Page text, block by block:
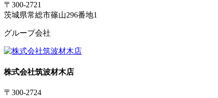
〒300-2721
茨城県常総市篠山296番地1
グループ会社
株式会社筑波材木店
〒300-2724